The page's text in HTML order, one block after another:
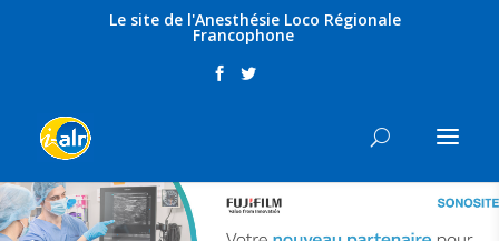
Le site de l'Anesthésie Loco Régionale
Francophone